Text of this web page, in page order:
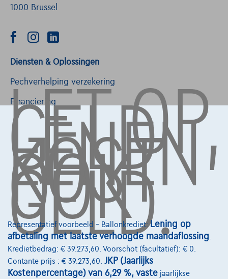
LET OP,
GELD
LENEN
KOST
OOK
GELD.
Representatief voorbeeld – Ballonkrediet:Lening op
afbetaling met laatste verhoogde maandaflossing.
Kredietbedrag: € 39.273,60. Voorschot (facultatief): € 0.
Contante prijs : € 39.273,60. JKP (Jaarlijks
Kostenpercentage) van 6,29 %, vaste jaarlijkse
1000 Brussel
Diensten & Oplossingen
Pechverhelping verzekering
Financiering
Autoverzekering
Lease en persoonlijke lease
Over Ons
Word klant
Wie zijn we
Kwaliteitscharter
Onze dealers
Onze partners